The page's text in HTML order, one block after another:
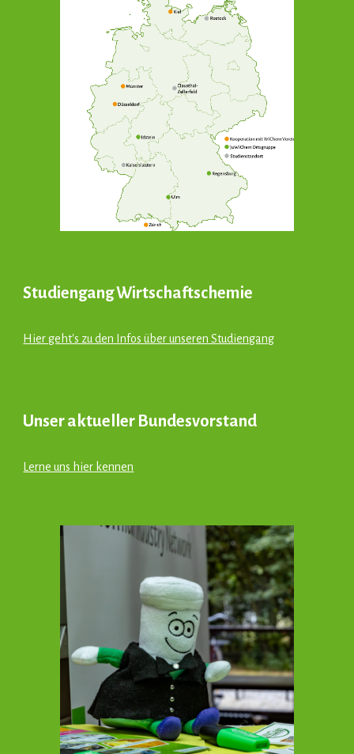
Studiengang Wirtschaftschemie
Hier geht's zu den Infos über unseren Studiengang
Unser aktueller Bundesvorstand
Lerne uns hier kennen